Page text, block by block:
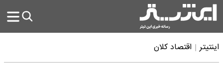
اینتیتر اقتصاد کلان